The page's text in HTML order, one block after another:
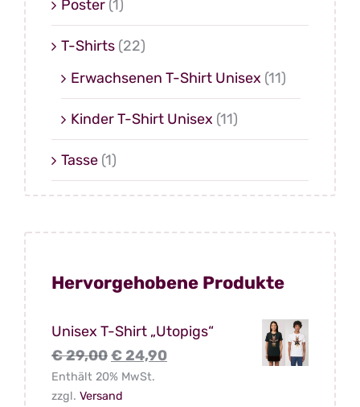
Poster (1)
T-Shirts (22)
Erwachsenen T-Shirt Unisex (11)
Kinder T-Shirt Unisex (11)
Tasse (1)
Hervorgehobene Produkte
Unisex T-Shirt „Utopigs“
€29,00Ursprünglicher
Preis
war:
€24,90Aktueller
Enthält 20% MwSt.
zzgl. Versand